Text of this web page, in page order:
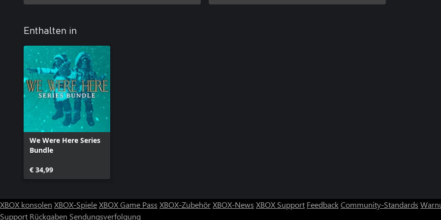
Enthalten in
We Were Here Series
Bundle
€ 34,99
XBOX konsolen XBOX-SpieleXBOX Game Pass XBOX-ZubehörXBOX-News XBOX Support FeedbackCommunity-Standards
Support Rückgaben Sendungsverfolgung